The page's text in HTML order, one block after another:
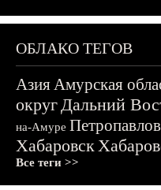
ОБЛАКО ТЕГОВ
АзияАмурская
округДальний
на-Амуре
Хабаровск
Все теги >>